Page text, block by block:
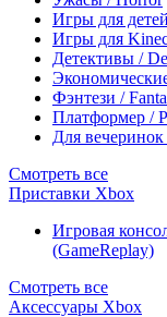
Игры для детей
Игры для
Детективы /
Фэнтези /
Платформер /
Для вечеринок
Смотреть все
Приставки Xbox
Игровая
(GameReplay)
Смотреть все
Аксессуары Xbox